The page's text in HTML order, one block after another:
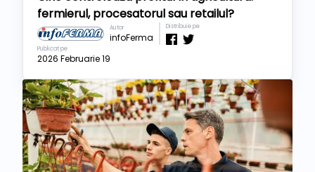
fermierul, procesatorul sau retailul?
Autor
infoFerma
Distribuie pe
Publicat pe
2026 Februarie 19